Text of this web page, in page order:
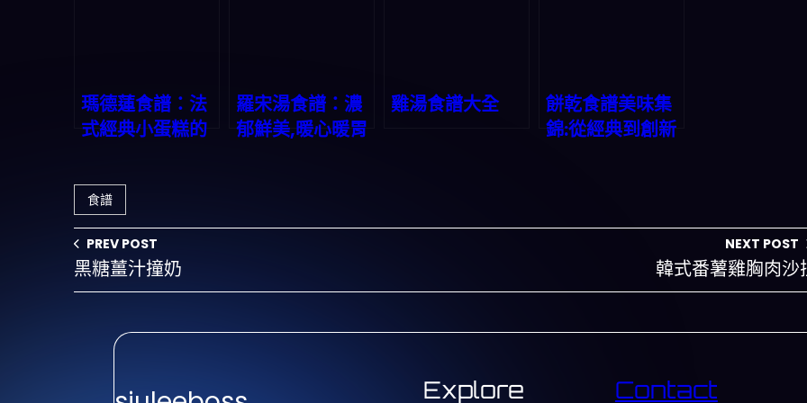
瑪德蓮食譜：法
式經典小蛋糕的
羅宋湯食譜：濃
郁鮮美,暖心暖胃
雞湯食譜大全
餅乾食譜美味集
錦:從經典到創新
食譜
PREV POST
黑糖薑汁撞奶
NEXT POST
韓式番薯雞胸肉沙
Explore Contact